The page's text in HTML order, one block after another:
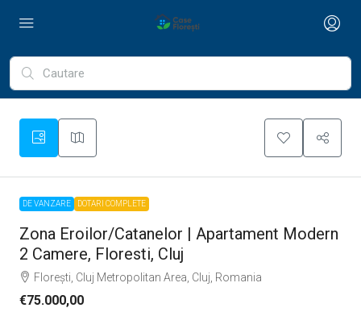
DE VANZARE DOTARI COMPLETE
Zona Eroilor/Catanelor | Apartament Modern
2 Camere, Floresti, Cluj
Florești, Cluj Metropolitan Area, Cluj, Romania
€75.000,00